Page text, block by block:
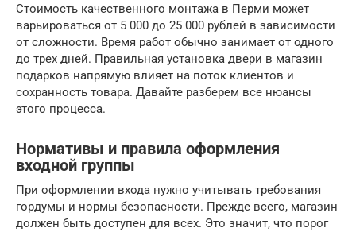
Стоимость качественного монтажа в Перми может
варьироваться от 5 000 до 25 000 рублей в зависимости
от сложности. Время работ обычно занимает от одного
до трех дней. Правильная установка двери в магазин
подарков напрямую влияет на поток клиентов и
сохранность товара. Давайте разберем все нюансы
этого процесса.
Нормативы и правила оформления
входной группы
При оформлении входа нужно учитывать требования
гордумы и нормы безопасности. Прежде всего, магазин
должен быть доступен для всех. Это значит, что порог